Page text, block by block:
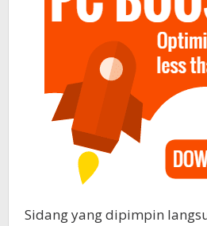
Sidang yang dipimpin